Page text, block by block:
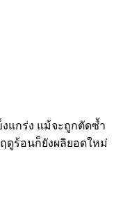
แกร่ง แม้จะถูกตัดซ้ำ
ดูร้อนก็ยังผลิยอดใหม่